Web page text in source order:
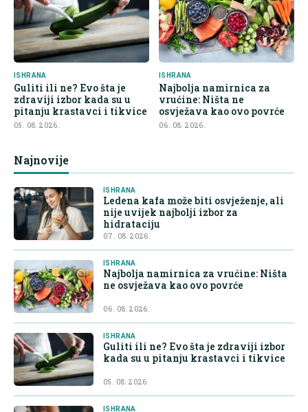
ISHRANA
Guliti ili ne? Evo šta je
zdraviji izbor kada su u
pitanju krastavci i tikvice
05. 08. 2026.
ISHRANA
Najbolja namirnica za
vrućine: Ništa ne
osvježava kao ovo povrće
06. 08. 2026.
Najnovije
ISHRANA
Ledena kafa može biti osvježenje, ali
nije uvijek najbolji izbor za
hidrataciju
07. 08. 2026.
ISHRANA
Najbolja namirnica za vrućine: Ništa
ne osvježava kao ovo povrće
06. 08. 2026.
ISHRANA
Guliti ili ne? Evo šta je zdraviji izbor
kada su u pitanju krastavci i tikvice
05. 08. 2026.
ISHRANA